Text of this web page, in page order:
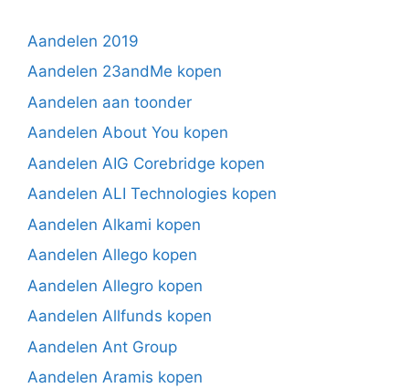
Aandelen 2019
Aandelen 23andMe kopen
Aandelen aan toonder
Aandelen About You kopen
Aandelen AIG Corebridge kopen
Aandelen ALI Technologies kopen
Aandelen Alkami kopen
Aandelen Allego kopen
Aandelen Allegro kopen
Aandelen Allfunds kopen
Aandelen Ant Group
Aandelen Aramis kopen